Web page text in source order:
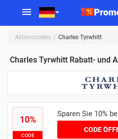
Aktionscodes Charles Tyrwhitt
Charles Tyrwhitt Rabatt- und
10%
CODE
Sparen Sie 10%
CODE